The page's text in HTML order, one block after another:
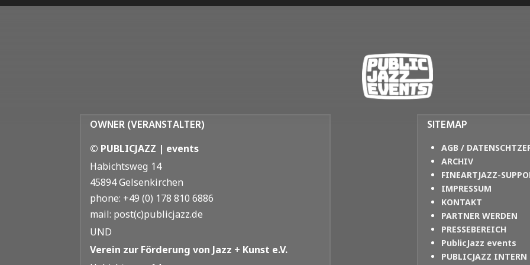
OWNER (VERANSTALTER)
© PUBLICJAZZ | events
Habichtsweg 14
45894 Gelsenkirchen
phone: +49 (0) 178 810 6886
mail: post(c)publicjazz.de
UND
Verein zur Förderung von Jazz + Kunst e.V.
SITEMAP
AGB /
ARCHIV
FINEARTJAZZ-
IMPRESSUM
KONTAKT
PARTNER WERDEN
PRESSEBEREICH
PublicJazz events
PUBLICJAZZ INTERN